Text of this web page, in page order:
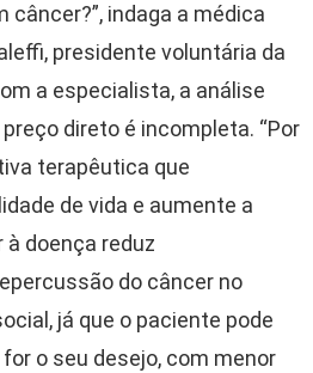
indaga a médica
presidente voluntária da
a especialista, a análise
direto é incompleta. “Por
terapêutica que
de vida e aumente a
doença reduz
do câncer no
já que o paciente pode
o seu desejo, com menor